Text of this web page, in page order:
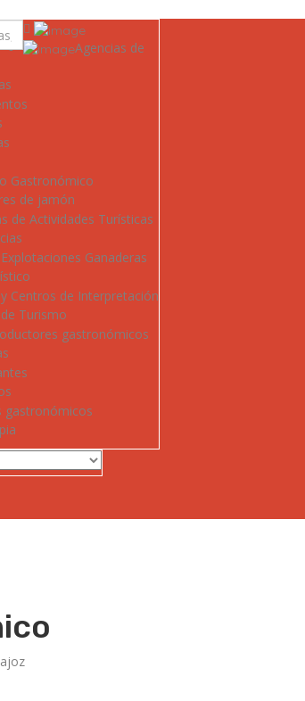
Agencias de
Gastronómico
de jamón
de Actividades Turísticas
Ganaderas
Centros de Interpretación
Turismo
gastronómicos
gastronómicos